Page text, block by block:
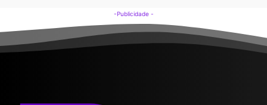
-Publicidade -